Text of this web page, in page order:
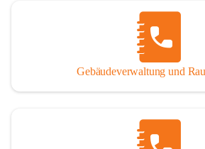
Gebäudeverwaltung und